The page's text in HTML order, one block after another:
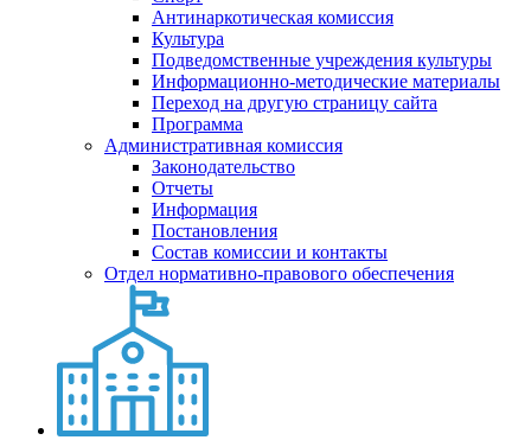
Антинаркотическая комиссия
Культура
Подведомственные учреждения культуры
Информационно-методические материалы
Переход на другую страницу сайта
Программа
Административная комиссия
Законодательство
Отчеты
Информация
Постановления
Состав комиссии и контакты
Отдел нормативно-правового обеспечения